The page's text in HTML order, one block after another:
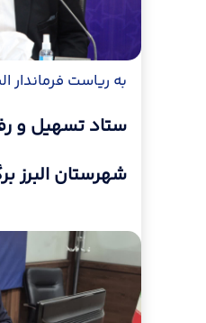
به ریاست فرماندار
ستاد تسهیل و
شهرستان البرز